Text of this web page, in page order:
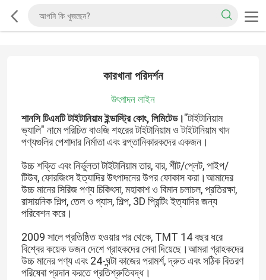
কারখানা পরিদর্শন
উৎপাদন লাইন
শানসি টিএমটি টাইটানিয়াম ইন্ডাস্ট্রি কোং, লিমিটেড।"টাইটানিয়াম
ভ্যালি" নামে পরিচিত বাওজি শহরের টাইটানিয়াম ও টাইটানিয়াম খাদ
পণ্যগুলির পেশাদার নির্মাতা এবং রপ্তানিকারকদের একজন।
উচ্চ শক্তি এবং নির্ভুলতা টাইটানিয়াম তার, বার, শীট/প্লেট, পাইপ/
টিউব, ফোরজিংস ইত্যাদির উৎপাদনের উপর ফোকাস করা।আমাদের
উচ্চ মানের সিরিজ পণ্য চিকিৎসা, মহাকাশ ও বিমান চলাচল, প্রতিরক্ষা,
রাসায়নিক শিল্প, তেল ও গ্যাস, শিল্প, 3D প্রিন্টিং ইত্যাদির জন্য
পরিবেশন করে।
2009 সালে প্রতিষ্ঠিত হওয়ার পর থেকে, TMT 14 বছর ধরে
বিশ্বের কয়েক ডজন দেশে গ্রাহকদের সেবা দিয়েছে।আমরা গ্রাহকদের
উচ্চ মানের পণ্য এবং 24-ঘন্টা কাজের পরামর্শ, দ্রুত এবং সঠিক বিতরণ
পরিষেবা প্রদান করতে প্রতিশ্রুতিবদ্ধ।